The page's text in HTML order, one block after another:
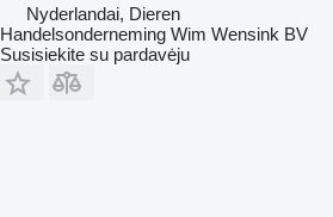
Nyderlandai, Dieren
Handelsonderneming Wim Wensink BV
Susisiekite su pardavėju